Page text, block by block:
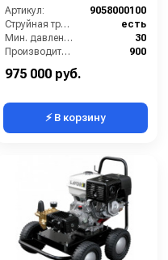
Артикул:
9058000100
Струйная трубка (копьё):
есть
Мин. давление (бар):
30
Производительность (л/ч):
900
975 000 руб.
⚡ В корзину